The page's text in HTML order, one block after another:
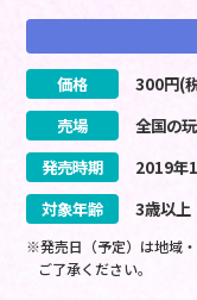
価格 300円(
売場
全国の
発売時期
2019年1
対象年齢
3歳以上
※発売日（予定）は地域
ご了承ください。